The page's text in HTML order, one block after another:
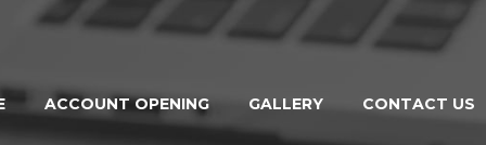
ACCOUNT OPENING GALLERY CONTACT US